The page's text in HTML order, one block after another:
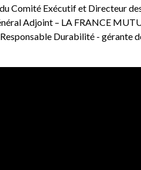
Comité Exécutif et Directeur
Adjoint – LA FRANCE
Durabilité - gérante